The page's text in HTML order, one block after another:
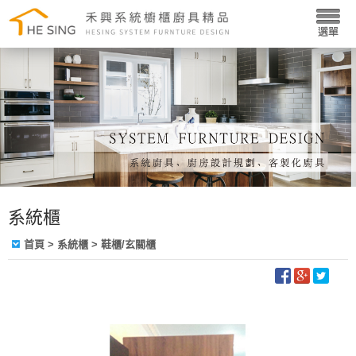
系統櫃
首頁 > 系統櫃 > 鞋櫃/玄關櫃